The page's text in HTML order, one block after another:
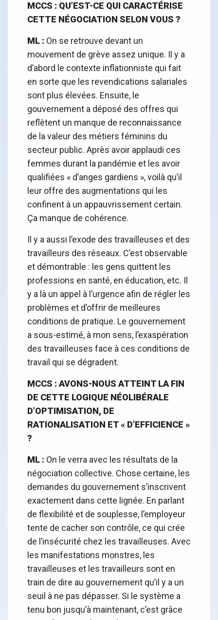
MCCS : QU’EST-CE QUI CARACTÉRISE
CETTE NÉGOCIATION SELON VOUS ?
ML : On se retrouve devant un
mouvement de grève assez unique. Il y a
d’abord le contexte inflationniste qui fait
en sorte que les revendications salariales
sont plus élevées. Ensuite, le
gouvernement a déposé des offres qui
reflètent un manque de reconnaissance
de la valeur des métiers féminins du
secteur public. Après avoir applaudi ces
femmes durant la pandémie et les avoir
qualifiées « d’anges gardiens », voilà qu’il
leur offre des augmentations qui les
confinent à un appauvrissement certain.
Ça manque de cohérence.
Il y a aussi l’exode des travailleuses et des
travailleurs des réseaux. C’est observable
et démontrable : les gens quittent les
professions en santé, en éducation, etc. Il
y a là un appel à l’urgence afin de régler les
problèmes et d’offrir de meilleures
conditions de pratique. Le gouvernement
a sous-estimé, à mon sens, l’exaspération
des travailleuses face à ces conditions de
travail qui se dégradent.
MCCS :AVONS-NOUS ATTEINT LA FIN
DE CETTE LOGIQUE NÉOLIBÉRALE
D’OPTIMISATION, DE
RATIONALISATION ET « D’EFFICIENCE »
?
ML : On le verra avec les résultats de la
négociation collective. Chose certaine, les
demandes du gouvernement s’inscrivent
exactement dans cette lignée. En parlant
de flexibilité et de souplesse, l’employeur
tente de cacher son contrôle, ce qui crée
de l’insécurité chez les travailleuses. Avec
les manifestations monstres, les
travailleuses et les travailleurs sont en
train de dire au gouvernement qu’il y a un
seuil à ne pas dépasser. Si le système a
tenu bon jusqu’à maintenant, c’est grâce